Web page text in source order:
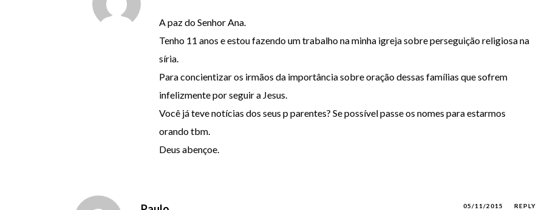
A paz do Senhor Ana.
Tenho 11 anos e estou fazendo um trabalho na minha igreja sobre perseguição religiosa na
síria.
Para concientizar os irmãos da importância sobre oração dessas famílias que sofrem
infelizmente por seguir a Jesus.
Você já teve notícias dos seus p parentes? Se possível passe os nomes para estarmos
orando tbm.
Deus abençoe.
05/11/2015 REPLY